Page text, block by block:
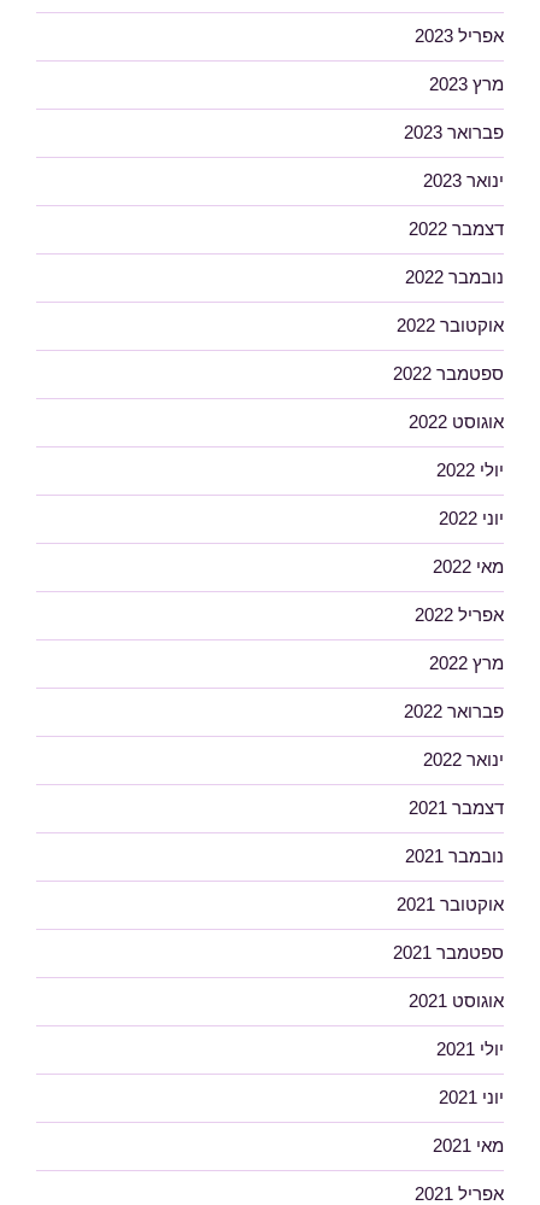
אפריל 2023
מרץ 2023
פברואר 2023
ינואר 2023
דצמבר 2022
נובמבר 2022
אוקטובר 2022
ספטמבר 2022
אוגוסט 2022
יולי 2022
יוני 2022
מאי 2022
אפריל 2022
מרץ 2022
פברואר 2022
ינואר 2022
דצמבר 2021
נובמבר 2021
אוקטובר 2021
ספטמבר 2021
אוגוסט 2021
יולי 2021
יוני 2021
מאי 2021
אפריל 2021